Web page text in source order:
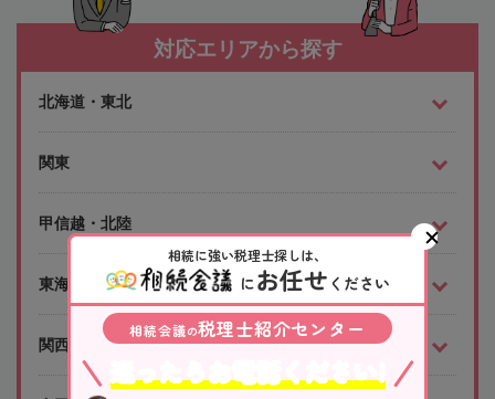
対応エリアから探す
北海道・東北
関東
甲信越・北陸
東海
関西
相続に強い税理士探しは、
にお任せ ください
相続会議の税理士紹介センター